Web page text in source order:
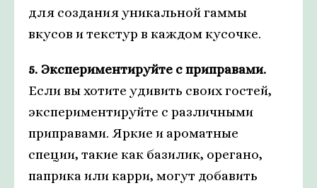
для создания уникальной гаммы
вкусов и текстур в каждом кусочке.
5. Экспериментируйте с приправами.
Если вы хотите удивить своих гостей,
экспериментируйте с различными
приправами. Яркие и ароматные
специи, такие как базилик, орегано,
паприка или карри, могут добавить